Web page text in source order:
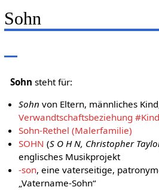
Sohn
Sohn steht für:
Sohn von Eltern, männliches
Verwandtschaftsbeziehung
Sohn-Rethel (Malerfamilie)
SOHN (S O H N, Christopher
englisches Musikprojekt
-son, eine vaterseitige,
„Vatername-Sohn“